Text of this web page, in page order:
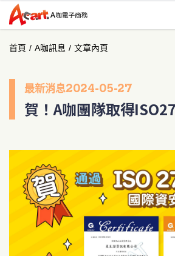
首頁 / A咖訊息 / 文章內頁
最新消息2024-05-27
賀！A咖團隊取得